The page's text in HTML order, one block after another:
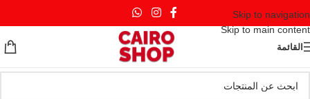
Skip to navigation
Skip to main content
القائمة